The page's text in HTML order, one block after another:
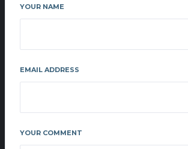
YOUR NAME
EMAIL ADDRESS
YOUR COMMENT